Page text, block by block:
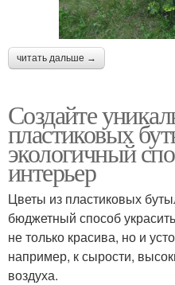
читать дальше →
Создайте
пластиковых
экологичный
интерьер
Цветы из пластиковых
бюджетный способ
не только красива, но и
например, к сырости,
воздуха.